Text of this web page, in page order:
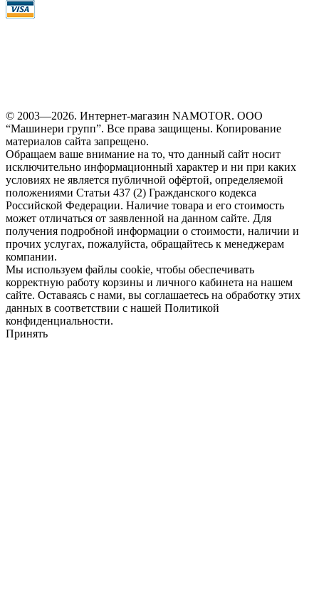
© 2003—2026. Интернет-магазин NAMOTOR. ООО
“Машинери групп”. Все права защищены. Копирование
материалов сайта запрещено.
Обращаем ваше внимание на то, что данный сайт носит
исключительно информационный характер и ни при каких
условиях не является публичной офёртой, определяемой
положениями Статьи 437 (2) Гражданского кодекса
Российской Федерации. Наличие товара и его стоимость
может отличаться от заявленной на данном сайте. Для
получения подробной информации о стоимости, наличии и
прочих услугах, пожалуйста, обращайтесь к менеджерам
компании.
Мы используем файлы cookie, чтобы обеспечивать
корректную работу корзины и личного кабинета на нашем
сайте. Оставаясь с нами, вы соглашаетесь на обработку этих
данных в соответствии с нашей Политикой
конфиденциальности.
Принять